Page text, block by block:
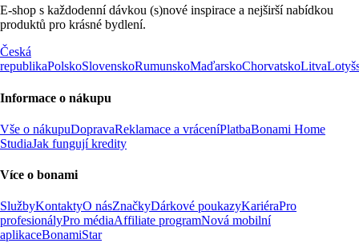
E-shop s každodenní dávkou (s)nové inspirace a nejširší nabídkou
produktů pro krásné bydlení.
Česká
republikaPolskoSlovenskoRumunskoMaďarskoChorvatskoLitva
Informace o nákupu
Vše o nákupuDopravaReklamace a vráceníPlatbaBonami Home
StudiaJak fungují kredity
Více o bonami
SlužbyKontaktyO násZnačkyDárkové poukazyKariéraPro
profesionályPro médiaAffiliate programNová mobilní
aplikaceBonamiStar